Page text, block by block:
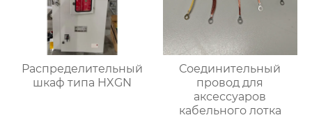
Распределительный
шкаф типа HXGN
Соединительный
провод для
аксессуаров
кабельного лотка